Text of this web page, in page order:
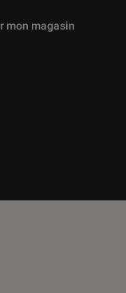
proposées
mon magasin